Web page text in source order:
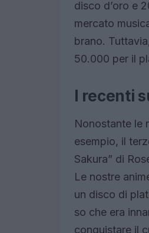
disco d’oro e
mercato
brano.
50.000 per il
I recenti
Nonostante le
esempio, il
Sakura” di
Le nostre
un disco di
so che era
conquistare il